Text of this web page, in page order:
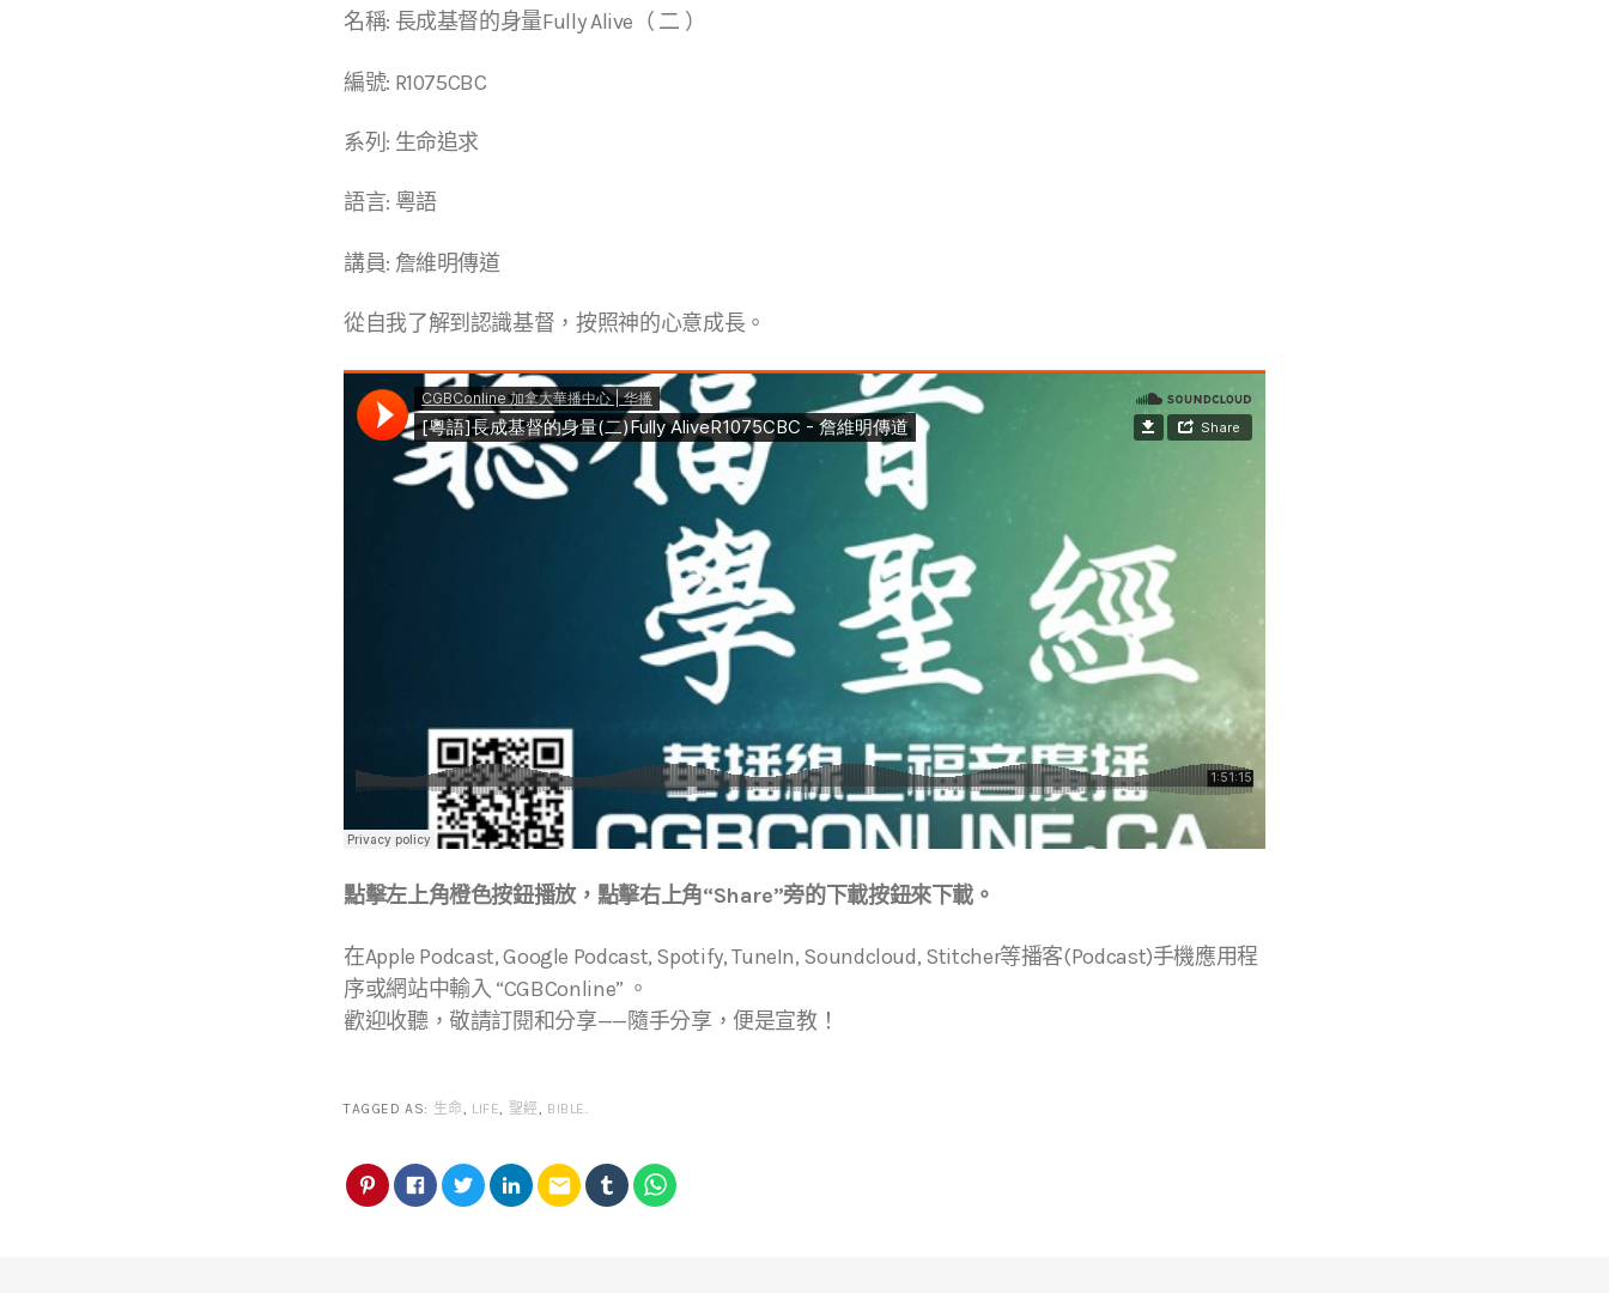
名稱: 長成基督的身量Fully Alive（ 二 ）
編號: R1075CBC
系列: 生命追求
語言: 粵語
講員: 詹維明傳道
從自我了解到認識基督，按照神的心意成長。
點擊左上角橙色按鈕播放，點擊右上角“Share”旁的下載按鈕來下載。
在Apple Podcast, Google Podcast, Spotify, TuneIn, Soundcloud, Stitcher等播客(Podcast)手機應用程
序或網站中輸入 “CGBConline” 。
歡迎收聽，敬請訂閱和分享——隨手分享，便是宣教！
TAGGED AS: 生命 LIFE 聖經 BIBLE
email